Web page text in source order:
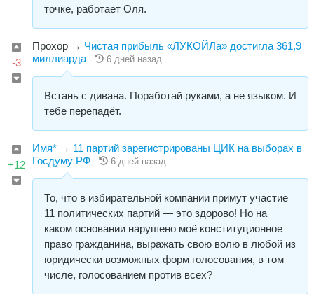
точке, работает Оля.
-3
Прохор → Чистая прибыль «ЛУКОЙЛа» достигла 361,9
миллиарда
6 дней назад
Встань с дивана. Поработай руками, а не языком. И
тебе перепадёт.
+12
Имя* → 11 партий зарегистрированы ЦИК на выборах в
Госдуму РФ
6 дней назад
То, что в избирательной компании примут участие
11 политических партий — это здорово! Но на
каком основании нарушено моё конституционное
право гражданина, выражать свою волю в любой из
юридически возможных форм голосования, в том
числе, голосованием против всех?